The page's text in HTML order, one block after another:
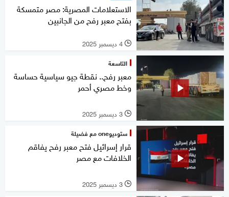
الاستعلامات المصرية: مصر متمسكة
بفتح معبر رفح من الجانبين
l 4 ديسمبر 2025
التاسعة
معبر رفح.. نقطة جيو سياسية حساسة
وخط مصري أحمر
l 3 ديسمبر 2025
ستوديوone مع فضيلة
قرار إسرائيل فتح معبر رفح يفاقم
الخلافات مع مصر
l 3 ديسمبر 2025